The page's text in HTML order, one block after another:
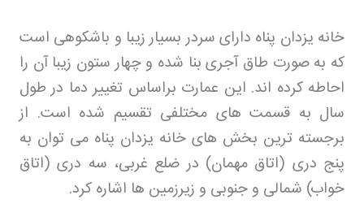
خانه یزدان پناه دارای سردر بسیار زیبا و باشکوهی است
که به صورت طاق آجری بنا شده و چهار ستون زیبا آن را
احاطه کرده اند. این عمارت براساس تغییر دما در طول
سال به قسمت های مختلفی تقسیم شده است. از
برجسته ترین بخش های خانه یزدان پناه می توان به
پنج دری (اتاق مهمان) در ضلع غربی، سه دری (اتاق
خواب) شمالی و جنوبی و زیرزمین ها اشاره کرد.